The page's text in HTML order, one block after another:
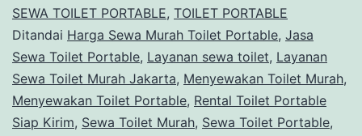
Single
Cabin
Area
Terdekat
Jakarta
SEWA TOILET PORTABLE, TOILET PORTABLE
Ditandai Harga Sewa Murah Toilet Portable, Jasa
Sewa Toilet Portable, Layanan sewa toilet, Layanan
Sewa Toilet Murah Jakarta, Menyewakan Toilet Murah,
Menyewakan Toilet Portable, Rental Toilet Portable
Siap Kirim, Sewa Toilet Murah, Sewa Toilet Portable,